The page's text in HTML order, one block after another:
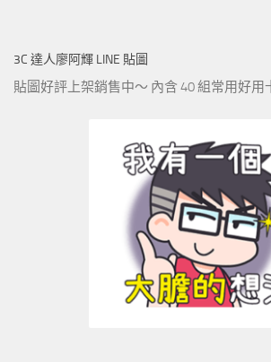
3C 達人廖阿輝 LINE 貼圖
貼圖好評上架銷售中～ 內含 40 組常用好用